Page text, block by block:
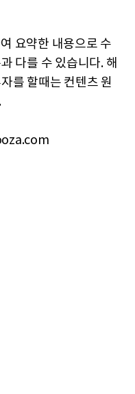
요약한 내용으로 수
다를 수 있습니다. 해
를 할때는 컨텐츠 원